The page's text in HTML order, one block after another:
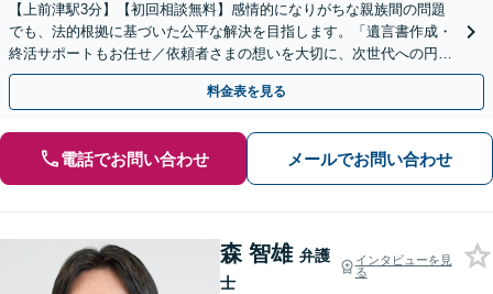
【上前津駅3分】【初回相談無料】感情的になりがちな親族間の問題
でも、法的根拠に基づいた公平な解決を目指します。「遺言書作成・
終活サポートもお任せ／依頼者さまの想いを大切に、次世代への円滑
な財産承継をお手伝いします」【休日・夜間相談可】
料金表を見る
電話でお問い合わせ メールでお問い合わせ
森 智雄 弁護
士
インタビューを見
る